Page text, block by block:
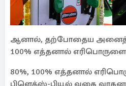
ஆனால், தற்போதைய
100% எத்தனால் எரிபொருளை
80%, 100% எத்தனால்
பிளெக்​ஸ்​-பியூல் வகை